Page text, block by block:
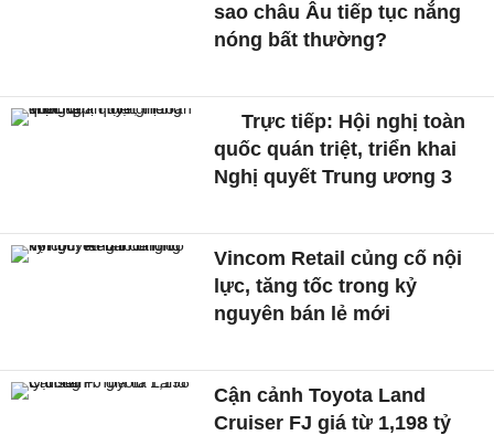
sao châu Âu tiếp tục nắng
nóng bất thường?
Trực tiếp: Hội nghị toàn
quốc quán triệt, triển khai
Nghị quyết Trung ương 3
Vincom Retail củng cố nội
lực, tăng tốc trong kỷ
nguyên bán lẻ mới
Cận cảnh Toyota Land
Cruiser FJ giá từ 1,198 tỷ